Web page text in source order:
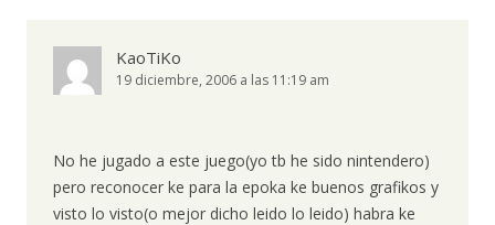
KaoTiKo
19 diciembre, 2006 a las 11:19 am
No he jugado a este juego(yo tb he sido nintendero)
pero reconocer ke para la epoka ke buenos grafikos y
visto lo visto(o mejor dicho leido lo leido) habra ke